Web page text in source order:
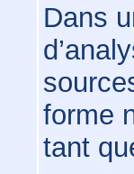
Dans
forme
tant